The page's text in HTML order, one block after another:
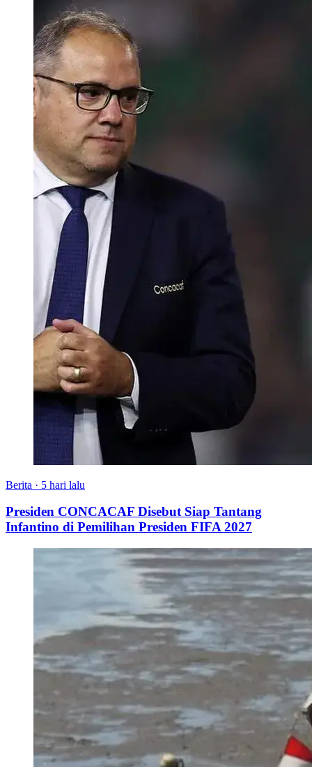
Berita · 5 hari lalu
Presiden CONCACAF Disebut Siap Tantang
Infantino di Pemilihan Presiden FIFA 2027